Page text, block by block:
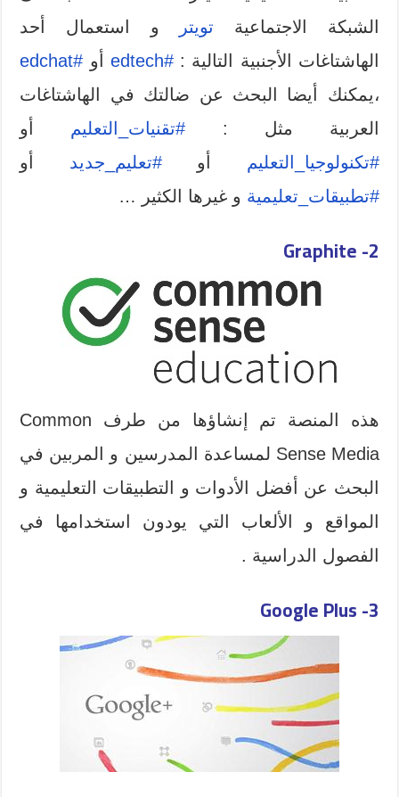
الشبكة الاجتماعية تويتر
و استعمال أحد
الهاشتاغات الأجنبية التالية :#edtech أو #edchat
،يمكنك أيضا البحث عن ضالتك في الهاشتاغات
العربية مثل : #تقنيات_التعليم أو
#تكنولوجيا_التعليم أو#تعليم_جديد أو
#تطبيقات_تعليمية و غيرها الكثير …
2-
Graphite
هذه المنصة تم إنشاؤها من طرف Common
Sense Media لمساعدة المدرسين و المربين في
البحث عن أفضل الأدوات و التطبيقات التعليمية و
المواقع و الألعاب التي يودون استخدامها في
الفصول الدراسية .
3-
Google Plus